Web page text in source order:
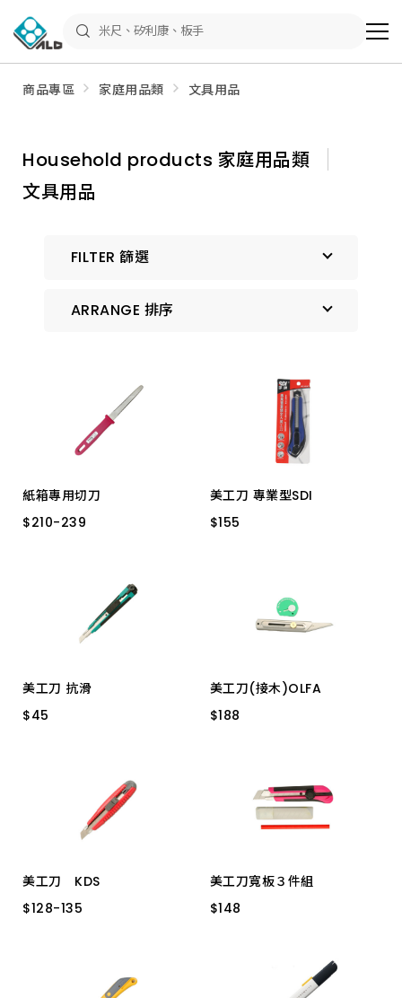
Shop
商
專
具、
商品專區 家庭用品類 文具用品
Household products 家庭用品類
文具用品
FILTER 篩選
ARRANGE 排序
上架時間 由新到舊
產品價格 從低到高
紙箱專用切刀
$210-239
$210-239
DC-15 綠 日製
美工刀 專業型SDI
$155
$155
美工刀 抗滑
$45
$45
美工刀(接木)OLFA
$188
$188
美工刀 KDS
$128-135
$128-135
美工刀寬板３件組
$148
$148